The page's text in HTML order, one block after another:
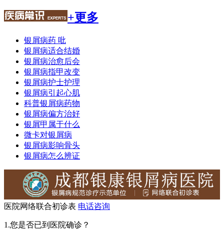
+更多
银屑病药 吡
银屑病适合结婚
银屑病治愈后会
银屑病指甲改变
银屑病护士护理
银屑病引起心肌
科普银屑病药物
银屑病偏方治好
银屑甲属于什么
微卡对银屑病
银屑病影响骨头
银屑病怎么辨证
医院网络联合初诊表 电话咨询
1.您是否已到医院确诊？